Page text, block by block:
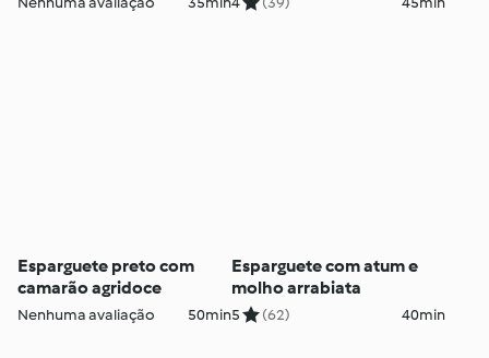
Esparguete preto com
camarão agridoce
Nenhuma avaliação 50min
Esparguete com atum e
molho arrabiata
5 (62) 40min